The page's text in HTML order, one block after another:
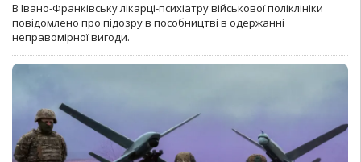
В Івано-Франківську лікарці-психіатру військової поліклініки
повідомлено про підозру в пособництві в одержанні
неправомірної вигоди.